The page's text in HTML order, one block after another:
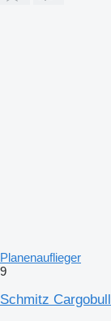
Planenauflieger
9
Schmitz